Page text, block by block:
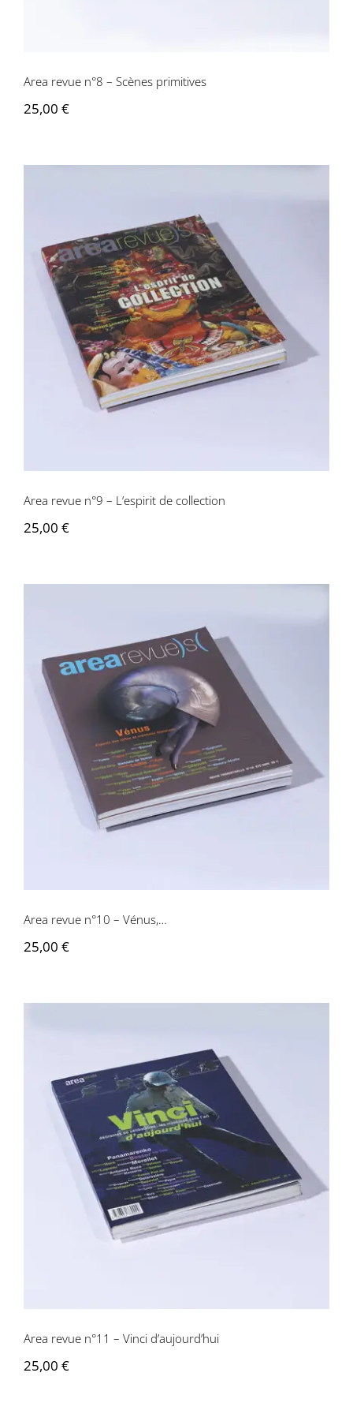
Area revue n°8 – Scènes primitives
25,00 €
Area revue n°9 – L’espirit de collection
Area revue n°9 – L’espirit de collection
25,00 €
Area revue n°10 – Vénus,…
Area revue n°10 – Vénus,…
25,00 €
Area revue n°11 – Vinci d’aujourd’hui
Area revue n°11 – Vinci d’aujourd’hui
25,00 €